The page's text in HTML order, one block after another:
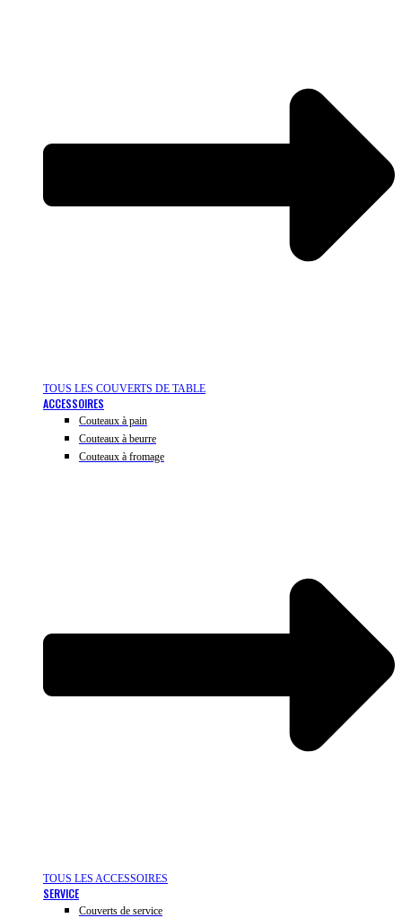
TOUS LES COUVERTS DE TABLE
ACCESSOIRES
Couteaux à pain
Couteaux à beurre
Couteaux à fromage
TOUS LES ACCESSOIRES
SERVICE
Couverts de service